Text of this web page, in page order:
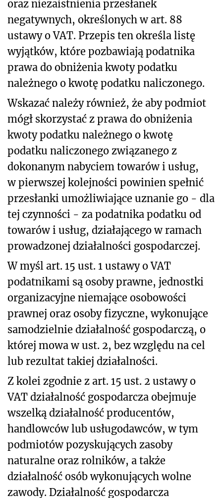
oraz niezaistnienia przesłanek
negatywnych, określonych w art. 88
ustawy o VAT. Przepis ten określa listę
wyjątków, które pozbawiają podatnika
prawa do obniżenia kwoty podatku
należnego o kwotę podatku naliczonego.
Wskazać należy również, że aby podmiot
mógł skorzystać z prawa do obniżenia
kwoty podatku należnego o kwotę
podatku naliczonego związanego z
dokonanym nabyciem towarów i usług,
w pierwszej kolejności powinien spełnić
przesłanki umożliwiające uznanie go - dla
tej czynności - za podatnika podatku od
towarów i usług, działającego w ramach
prowadzonej działalności gospodarczej.
W myśl art. 15 ust. 1 ustawy o VAT
podatnikami są osoby prawne, jednostki
organizacyjne niemające osobowości
prawnej oraz osoby fizyczne, wykonujące
samodzielnie działalność gospodarczą, o
której mowa w ust. 2, bez względu na cel
lub rezultat takiej działalności.
Z kolei zgodnie z art. 15 ust. 2 ustawy o
VAT działalność gospodarcza obejmuje
wszelką działalność producentów,
handlowców lub usługodawców, w tym
podmiotów pozyskujących zasoby
naturalne oraz rolników, a także
działalność osób wykonujących wolne
zawody. Działalność gospodarcza